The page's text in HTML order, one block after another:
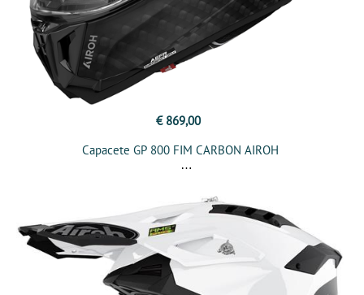
€ 869,00
Capacete GP 800 FIM CARBON AIROH